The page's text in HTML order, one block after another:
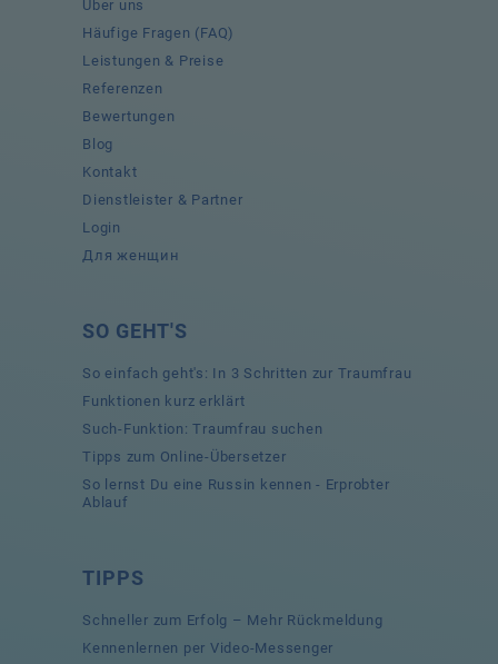
Über uns
Häufige Fragen (FAQ)
Leistungen & Preise
Referenzen
Bewertungen
Blog
Kontakt
Dienstleister & Partner
Login
Для женщин
SO GEHT'S
So einfach geht's: In 3 Schritten zur Traumfrau
Funktionen kurz erklärt
Such-Funktion: Traumfrau suchen
Tipps zum Online-Übersetzer
So lernst Du eine Russin kennen - Erprobter
Ablauf
TIPPS
Schneller zum Erfolg – Mehr Rückmeldung
Kennenlernen per Video-Messenger